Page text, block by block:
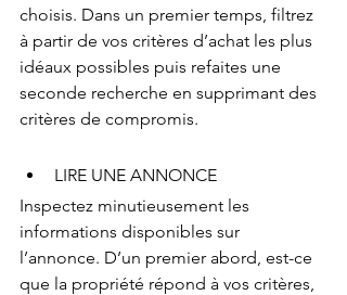
choisis. Dans un premier temps, filtrez
à partir de vos critères d’achat les plus
idéaux possibles puis refaites une
seconde recherche en supprimant des
critères de compromis.
LIRE UNE ANNONCE
Inspectez minutieusement les
informations disponibles sur
l’annonce. D’un premier abord, est-ce
que la propriété répond à vos critères,